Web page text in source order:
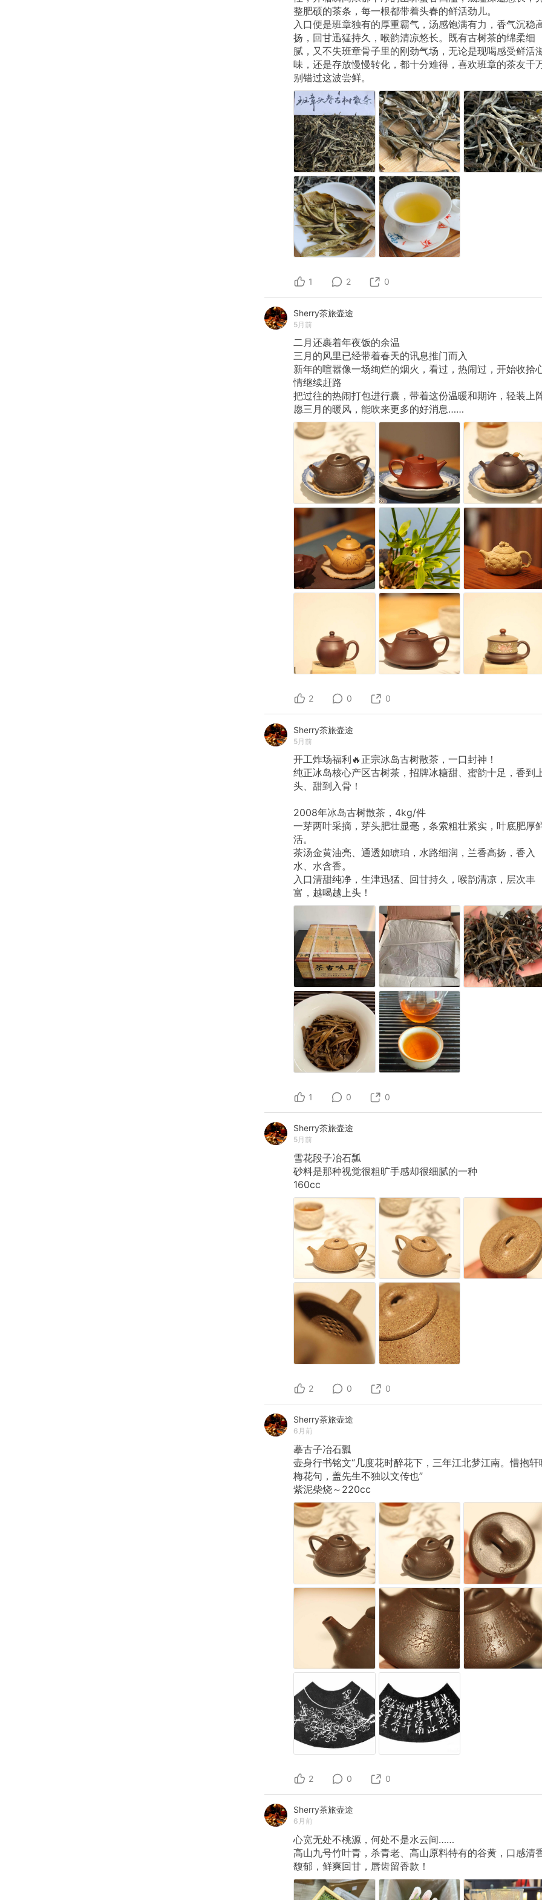
整肥硕的茶条，每一根都带着头春的鲜活劲儿。
入口便是班章独有的厚重霸气，汤感饱满有力，香气沉稳
扬，回甘迅猛持久，喉韵清凉悠长。既有古树茶的绵柔细
腻，又不失班章骨子里的刚劲气场，无论是现喝感受鲜活
味，还是存放慢慢转化，都十分难得，喜欢班章的茶友千
别错过这波尝鲜。
1 2 0
Sherry茶旅壶途
5月前
二月还裹着年夜饭的余温
三月的风里已经带着春天的讯息推门而入
新年的喧嚣像一场绚烂的烟火，看过，热闹过，开始收拾
情继续赶路
把过往的热闹打包进行囊，带着这份温暖和期许，轻装上
愿三月的暖风，能吹来更多的好消息……
2 0 0
Sherry茶旅壶途
5月前
开工炸场福利🔥正宗冰岛古树散茶，一口封神！
纯正冰岛核心产区古树茶，招牌冰糖甜、蜜韵十足，香到
头、甜到入骨！
2008年冰岛古树散茶，4kg/件
一芽两叶采摘，芽头肥壮显毫，条索粗壮紧实，叶底肥厚
活。
茶汤金黄油亮、通透如琥珀，水路细润，兰香高扬，香入
水、水含香。
入口清甜纯净，生津迅猛、回甘持久，喉韵清凉，层次丰
富，越喝越上头！
1 0 0
Sherry茶旅壶途
5月前
雪花段子冶石瓢
砂料是那种视觉很粗旷手感却很细腻的一种
160cc
2 0 0
Sherry茶旅壶途
6月前
摹古子冶石瓢
壶身行书铭文“几度花时醉花下，三年江北梦江南。惜抱轩
梅花句，盖先生不独以文传也”
紫泥柴烧～220cc
2 0 0
Sherry茶旅壶途
6月前
心宽无处不桃源，何处不是水云间……
高山九号竹叶青，杀青老、高山原料特有的谷黄，口感清
馥郁，鲜爽回甘，唇齿留香款！